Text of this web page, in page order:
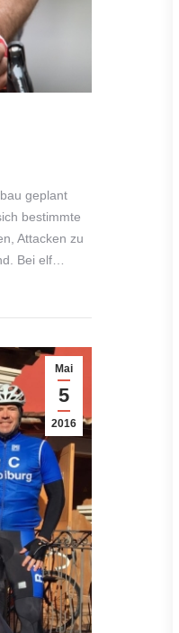
geplant
bestimmte
Attacken zu
Bei elf…
Mai
5
2016